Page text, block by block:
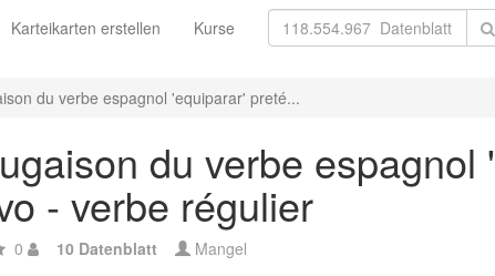
Karteikarten erstellen Kurse
du verbe espagnol 'equiparar' preté...
du verbe
- verbe régulier
0 10 Datenblatt Mangel